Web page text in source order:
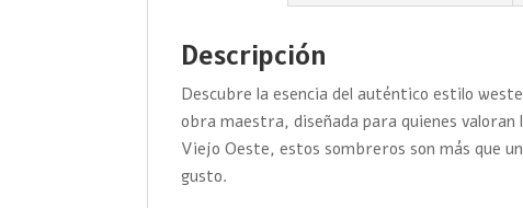
Descripción
Descubre la esencia del auténtico estilo
obra maestra, diseñada para quienes
Viejo Oeste, estos sombreros son más que
gusto.